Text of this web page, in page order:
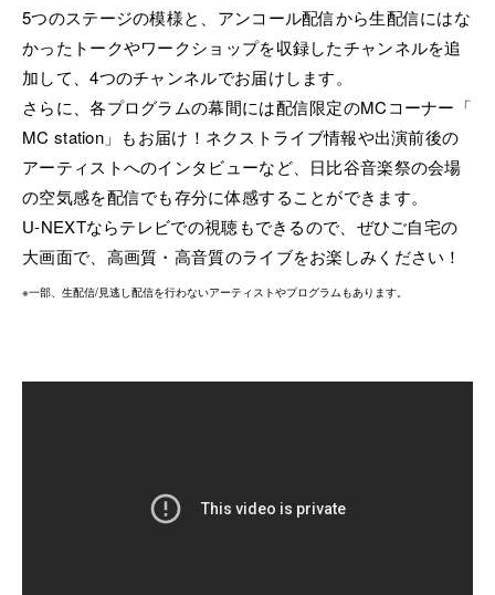
5つのステージの模様と、アンコール配信から生配信にはな
かったトークやワークショップを収録したチャンネルを追
加して、4つのチャンネルでお届けします。
さらに、各プログラムの幕間には配信限定のMCコーナー「
MC station」もお届け！ネクストライブ情報や出演前後の
アーティストへのインタビューなど、日比谷音楽祭の会場
の空気感を配信でも存分に体感することができます。
U-NEXTならテレビでの視聴もできるので、ぜひご自宅の
大画面で、高画質・高音質のライブをお楽しみください！
※一部、生配信/見逃し配信を行わないアーティストやプログラムもあります。